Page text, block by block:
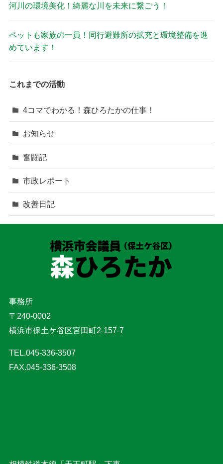
河川の環境美化！綺麗な川を未来に繋ごう！
ペットも家族の一員！同行避難所の拡充と環境整備を進
めています！
これまでの活動
4コマでわかる！森ひろたかの仕事！
お知らせ
奮闘記
市政レポート
改善日記
事務所
〒240-0002
横浜市保土ケ谷区宮田町2-157-7
TEL.045-336-3507
FAX.045-336-3508